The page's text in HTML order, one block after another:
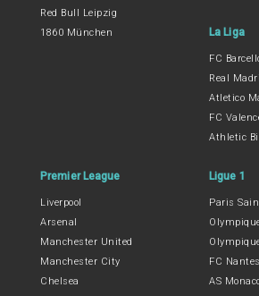
Red Bull Leipzig
1860 München
La Liga
FC
Real
Atletico
FC
Athletic
Premier League
Liverpool
Arsenal
Manchester United
Manchester City
Chelsea
Ligue 1
Paris
FC Nantes
AS